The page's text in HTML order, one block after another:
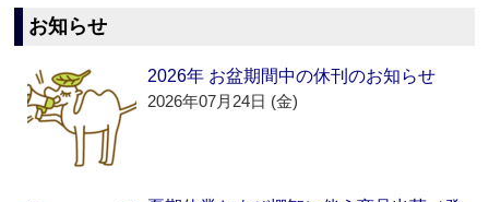
お知らせ
2026年 お盆期間中の休刊のお知らせ
2026年07月24日 (金)